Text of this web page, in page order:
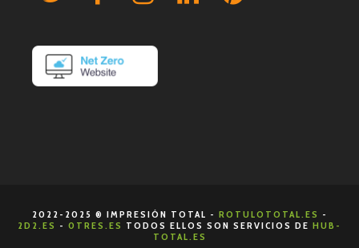
2022-2025 ® IMPRESIÓN TOTAL - ROTULOTOTAL.ES -
2D2.ES - 0TRES.ES TODOS ELLOS SON SERVICIOS DE HUB-
TOTAL.ES